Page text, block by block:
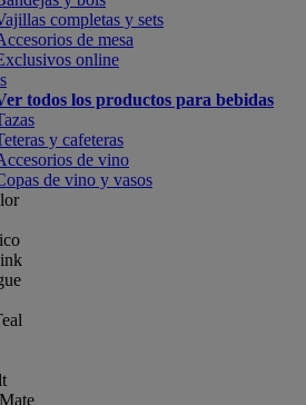
completas y sets
de mesa
online
todos los productos para bebidas
y cafeteras
de vino
de vino y vasos